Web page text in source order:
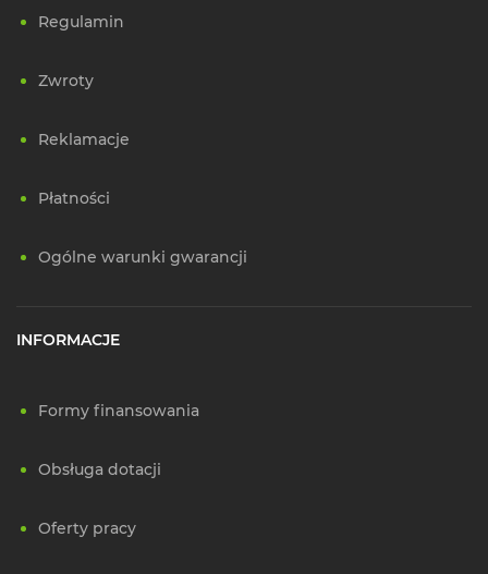
Regulamin
Zwroty
Reklamacje
Płatności
Ogólne warunki gwarancji
INFORMACJE
Formy finansowania
Obsługa dotacji
Oferty pracy